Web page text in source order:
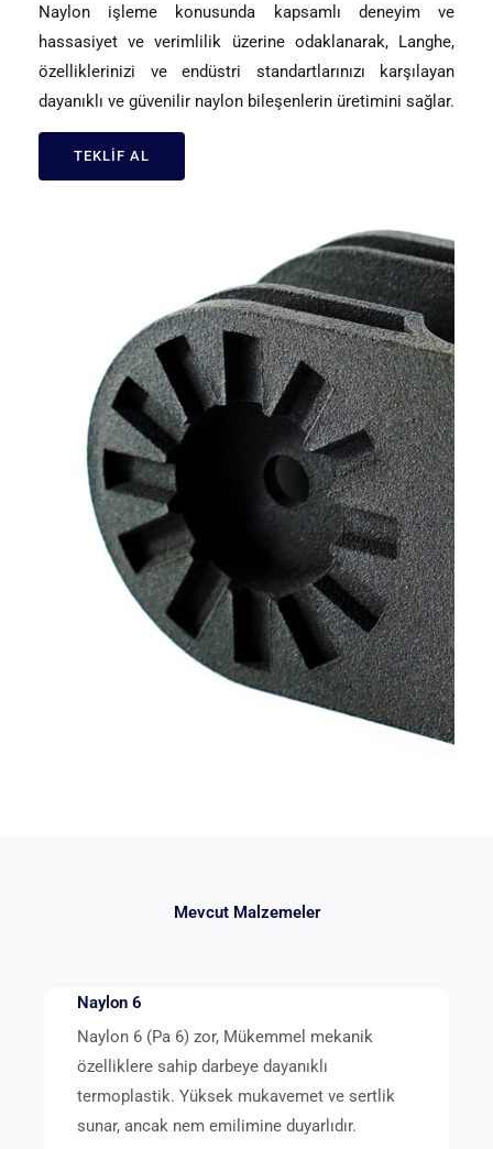
Naylon işleme konusunda kapsamlı deneyim ve
hassasiyet ve verimlilik üzerine odaklanarak, Langhe,
özelliklerinizi ve endüstri standartlarınızı karşılayan
dayanıklı ve güvenilir naylon bileşenlerin üretimini sağlar.
TEKLIF AL
Mevcut Malzemeler
Naylon 6
Naylon 6 (Pa 6) zor, Mükemmel mekanik
özelliklere sahip darbeye dayanıklı
termoplastik. Yüksek mukavemet ve sertlik
sunar, ancak nem emilimine duyarlıdır.